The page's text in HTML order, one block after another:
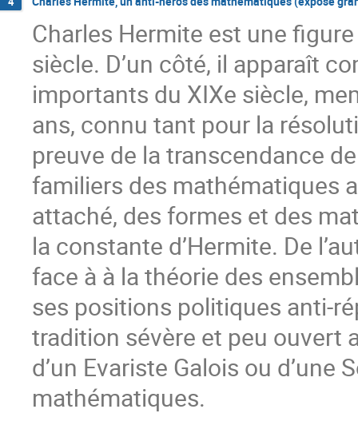
Charles Hermite est une
siècle. D’un côté, il apparaît
importants du XIXe siècle,
ans, connu tant pour la
preuve de la transcendance
familiers des mathématiques
attaché, des formes et des
la constante d’Hermite. De
face à à la théorie des
ses positions politiques anti-
tradition sévère et peu ouvert
d’un Evariste Galois ou d’une
mathématiques.